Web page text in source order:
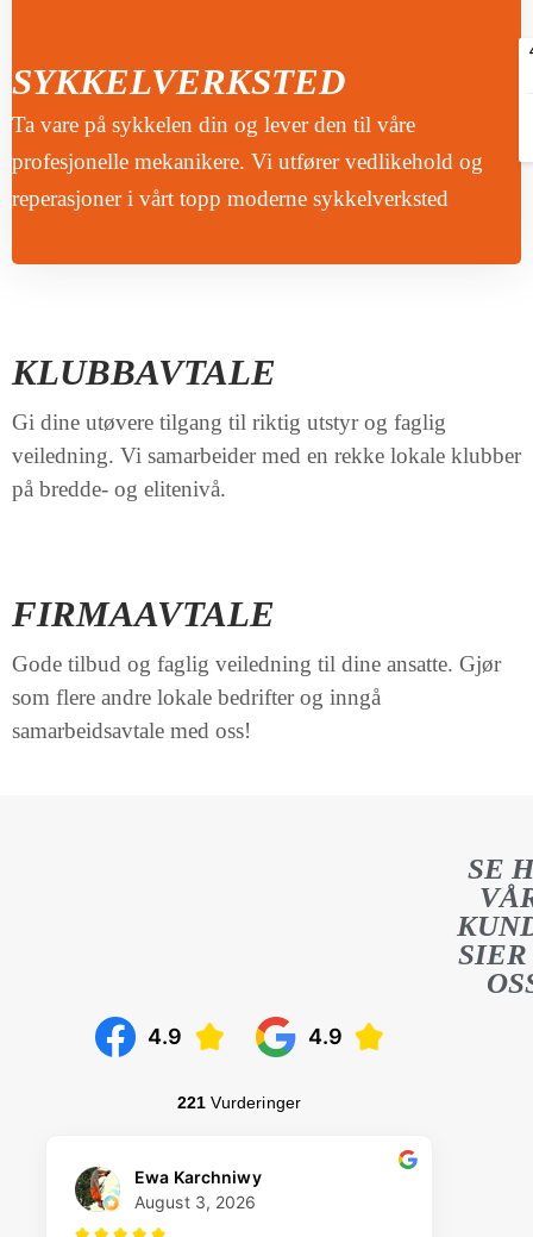
SYKKELVERKSTED
Ta vare på sykkelen din og lever den til våre
profesjonelle mekanikere. Vi utfører vedlikehold og
reperasjoner i vårt topp moderne sykkelverksted
KLUBBAVTALE
Gi dine utøvere tilgang til riktig utstyr og faglig
veiledning. Vi samarbeider med en rekke lokale klubber
på bredde- og elitenivå.
FIRMAAVTALE
Gode tilbud og faglig veiledning til dine ansatte. Gjør
som flere andre lokale bedrifter og inngå
samarbeidsavtale med oss!
SE
SIER